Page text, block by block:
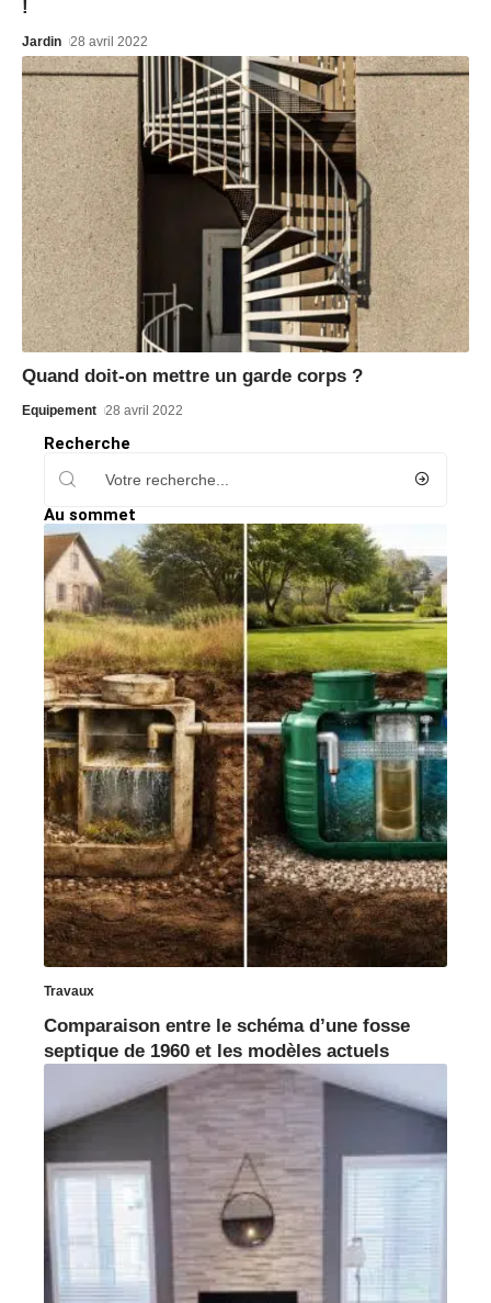
!
Jardin 28 avril 2022
Quand doit-on mettre un garde corps ?
Equipement 28 avril 2022
Recherche
Au sommet
Travaux
Comparaison entre le schéma d’une fosse
septique de 1960 et les modèles actuels